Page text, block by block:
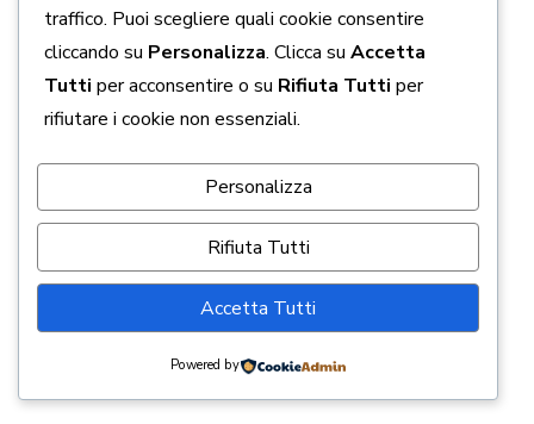
traffico. Puoi scegliere quali cookie consentire
cliccando su Personalizza. Clicca su Accetta
Tutti per acconsentire o su Rifiuta Tutti per
rifiutare i cookie non essenziali.
Personalizza
Rifiuta Tutti
Accetta Tutti
Powered by